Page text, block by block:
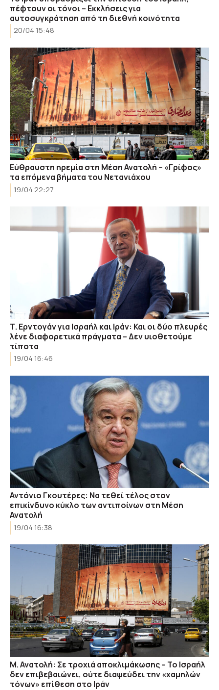
πέφτουν οι τόνοι – Εκκλήσεις για
αυτοσυγκράτηση από τη διεθνή κοινότητα
20/04 15:48
Εύθραυστη ηρεμία στη Μέση Ανατολή – «Γρίφος»
τα επόμενα βήματα του Νετανιάχου
19/04 22:27
Τ. Ερντογάν για Ισραήλ και Ιράν: Και οι δύο πλευρές
λένε διαφορετικά πράγματα – Δεν υιοθετούμε
τίποτα
19/04 16:46
Αντόνιο Γκουτέρες: Να τεθεί τέλος στον
επικίνδυνο κύκλο των αντιποίνων στη Μέση
Ανατολή
19/04 16:38
Μ. Ανατολή: Σε τροχιά αποκλιμάκωσης – Το Ισραήλ
δεν επιβεβαιώνει, ούτε διαψεύδει την «χαμηλών
τόνων» επίθεση στο Ιράν